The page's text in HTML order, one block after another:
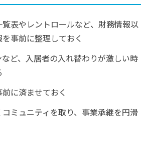
表やレントロールなど、財務情報以
事前に整理しておく
ど、入居者の入れ替わりが激しい時
に済ませておく
ミュニティを取り、事業承継を円滑